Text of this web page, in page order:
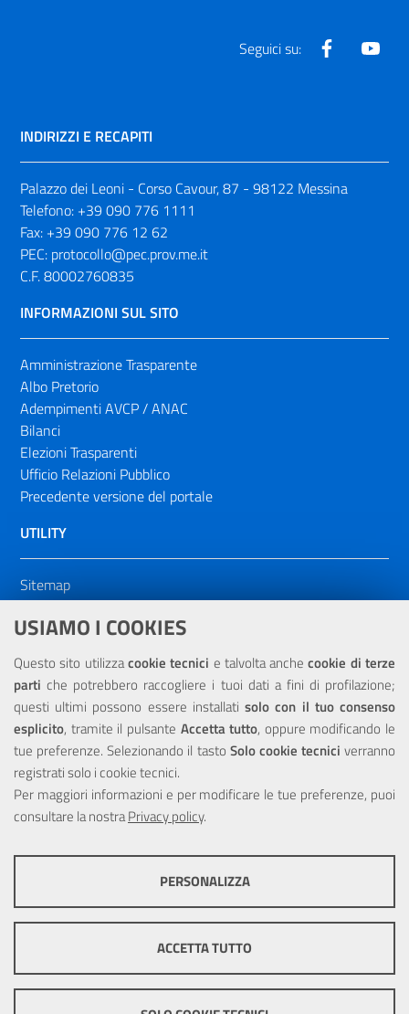
USIAMO I COOKIES
Questo sito utilizzacookie tecnici e talvolta anchecookie di terze
parti che potrebbero raccogliere i tuoi dati a fini di profilazione;
questi ultimi possono essere installatisolo con il tuo consenso
esplicito, tramite il pulsante Accetta tutto, oppure modificando le
tue preferenze. Selezionando il tasto Solo cookie tecnici verranno
registrati solo i cookie tecnici.
Per maggiori informazioni e per modificare le tue preferenze, puoi
consultare la nostraPrivacy policy.
ottimale per ogni utente. Essi non raccolgono i tuoi dati e le tue
informazioni di navigazione per scopi di marketing e profilazione, e
pertanto possono essere utilizzati senza bisogno di acquisire il tuo
PERSONALIZZA
ACCETTA TUTTO
Seguici su: Facebook
INDIRIZZI E RECAPITI
Palazzo dei Leoni - Corso Cavour, 87 - 98122 Messina
Telefono: +39 090 776 1111
Fax: +39 090 776 12 62
PEC: protocollo@pec.prov.me.it
C.F. 80002760835
INFORMAZIONI SUL SITO
Amministrazione Trasparente
Albo Pretorio
Adempimenti AVCP / ANAC
Bilanci
Elezioni Trasparenti
Ufficio Relazioni Pubblico
Precedente versione del portale
UTILITY
Sitemap
Dichiarazione di accessibilità
NOTE LEGALI
Privacy
Portale realizzato con la partecipazione finanziaria dell'Unione
Europea tramite i fondi del POR Sicilia 2000/2006 Misura 6.05 -